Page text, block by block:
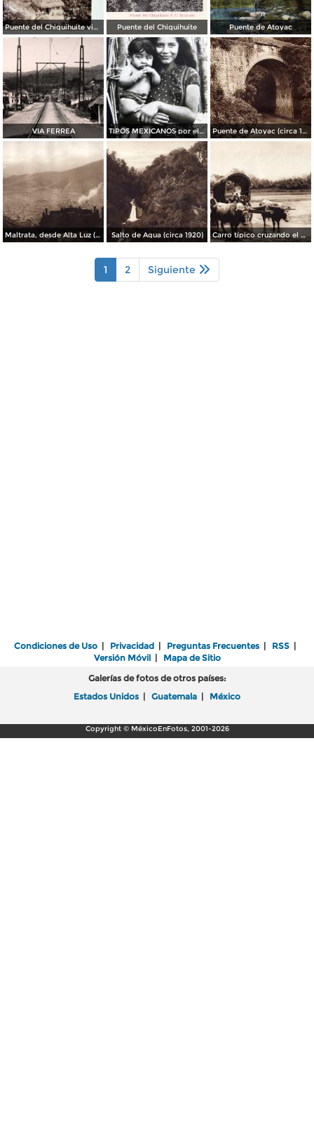
Puente del Chiquihuite via del Ferrocarril Mexicano por el fotografo Abel Briquet Puente del Chiquihuite Puente de Atoyac
VIA FERREA TIPOS MEXICANOS por el fotografo HUGO BREHME Puente de Atoyac (circa 1920)
Maltrata, desde Alta Luz (circa 1920) Salto de Agua (circa 1920) Carro típico cruzando el Río Atoyac (circa 1920)
1 2 Siguiente
Condiciones de Uso | Privacidad | Preguntas Frecuentes | RSS |
Versión Móvil| Mapa de Sitio
Galerías de fotos de otros países:
Estados Unidos | Guatemala | México
Copyright © MéxicoEnFotos, 2001-2026